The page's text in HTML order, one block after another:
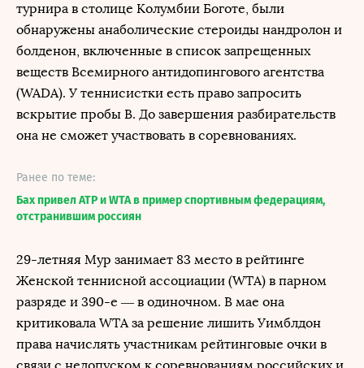
турнира в столице Колумбии Боготе, были
обнаружены анаболические стероиды нандролон и
болденон, включенные в список запрещенных
веществ Всемирного антидопингового агентства
(WADA). У теннисистки есть право запросить
вскрытие пробы B. До завершения разбирательств
она не сможет участвовать в соревнованиях.
Ранее по теме:
Бах привел ATP и WTA в пример спортивным федерациям,
отстранившим россиян
29-летняя Мур занимает 83 место в рейтинге
Женской теннисной ассоциации (WTA) в парном
разряде и 390-е — в одиночном. В мае она
критиковала WTA за решение лишить Уимблдон
права начислять участникам рейтинговые очки в